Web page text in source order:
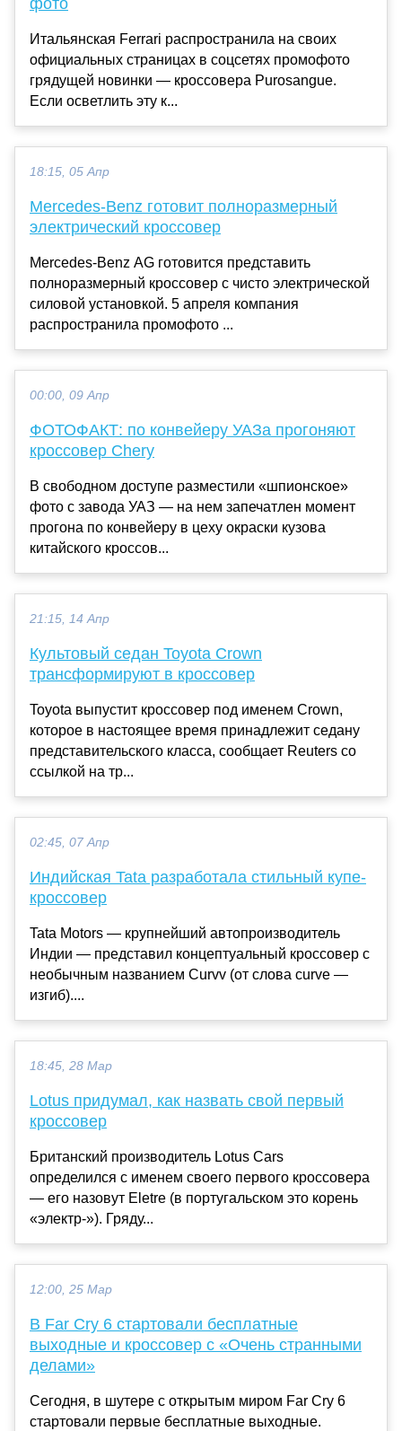
фото
Итальянская Ferrari распространила на своих
официальных страницах в соцсетях промофото
грядущей новинки — кроссовера Purosangue.
Если осветлить эту к...
18:15, 05 Апр
Mercedes-Benz готовит полноразмерный
электрический кроссовер
Mercedes-Benz AG готовится представить
полноразмерный кроссовер с чисто электрической
силовой установкой. 5 апреля компания
распространила промофото ...
00:00, 09 Апр
ФОТОФАКТ: по конвейеру УАЗа прогоняют
кроссовер Chery
В свободном доступе разместили «шпионское»
фото с завода УАЗ — на нем запечатлен момент
прогона по конвейеру в цеху окраски кузова
китайского кроссов...
21:15, 14 Апр
Культовый седан Toyota Crown
трансформируют в кроссовер
Toyota выпустит кроссовер под именем Crown,
которое в настоящее время принадлежит седану
представительского класса, сообщает Reuters со
ссылкой на тр...
02:45, 07 Апр
Индийская Tata разработала стильный купе-
кроссовер
Tata Motors — крупнейший автопроизводитель
Индии — представил концептуальный кроссовер с
необычным названием Curvv (от слова curve —
изгиб)....
18:45, 28 Мар
Lotus придумал, как назвать свой первый
кроссовер
Британский производитель Lotus Cars
определился с именем своего первого кроссовера
— его назовут Eletre (в португальском это корень
«электр-»). Гряду...
12:00, 25 Мар
В Far Cry 6 стартовали бесплатные
выходные и кроссовер с «Очень странными
делами»
Сегодня, в шутере с открытым миром Far Cry 6
стартовали первые бесплатные выходные.